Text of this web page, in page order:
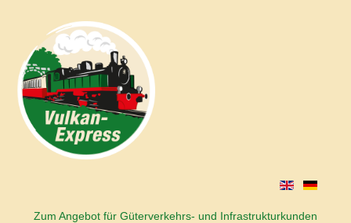
Zum Angebot für Güterverkehrs- und Infrastrukturkunden